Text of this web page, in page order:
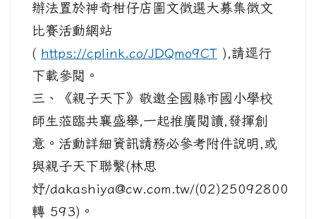
辦法置於神奇柑仔店圖文徵選大募集徵文
比賽活動網站
( https://cplink.co/JDQmo9CT ),請逕行
下載參閱。
三、《親子天下》敬邀全國縣市國小學校
師生蒞臨共襄盛舉,一起推廣閱讀,發揮創
意。活動詳細資訊請務必參考附件說明,或
與親子天下聯繫(林思
妤/dakashiya@cw.com.tw/(02)25092800
轉 593)。